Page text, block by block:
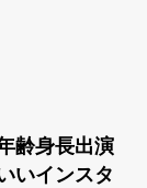
齢身長出演
いインスタ